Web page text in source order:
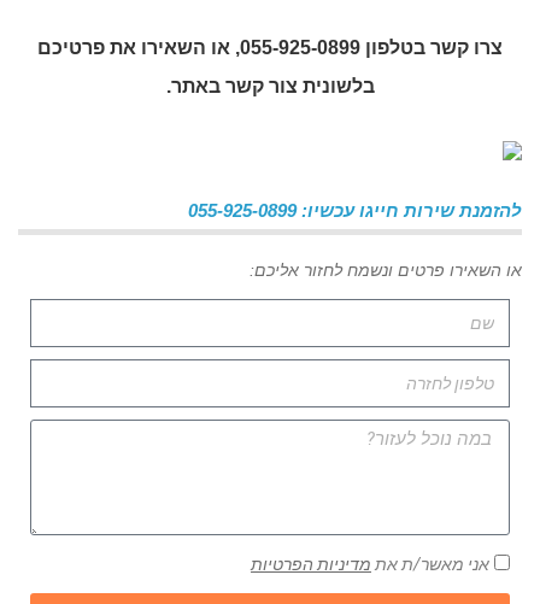
צרו קשר בטלפון 055-925-0899, או השאירו את פרטיכם
בלשונית צור קשר באתר.
להזמנת שירות חייגו עכשיו: 055-925-0899
או השאירו פרטים ונשמח לחזור אליכם:
אני מאשר/ת את מדיניות הפרטיות